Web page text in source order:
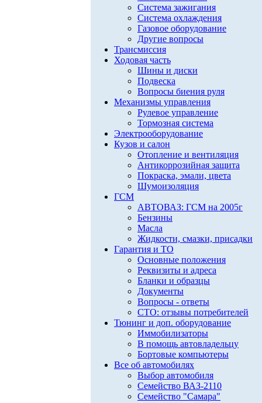
Система зажигания
Система охлаждения
Газовое оборудование
Другие вопросы
Трансмиссия
Ходовая часть
Шины и диски
Подвеска
Вопросы биения руля
Механизмы управления
Рулевое управление
Тормозная система
Электрооборудование
Кузов и салон
Отопление и вентиляция
Антикоррозийная защита
Покраска, эмали, цвета
Шумоизоляция
ГСМ
АВТОВАЗ: ГСМ на 2005г
Бензины
Масла
Жидкости, смазки, присадки
Гарантия и ТО
Основные положения
Реквизиты и адреса
Бланки и образцы
Документы
Вопросы - ответы
СТО: отзывы потребителей
Тюнинг и доп. оборудование
Иммобилизаторы
В помощь автовладельцу
Бортовые компьютеры
Все об автомобилях
Выбор автомобиля
Семейство ВАЗ-2110
Семейство "Самара"